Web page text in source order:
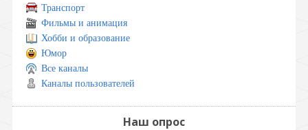
Транспорт
Фильмы и анимация
Хобби и образование
Юмор
Все каналы
Каналы пользователей
Наш опрос